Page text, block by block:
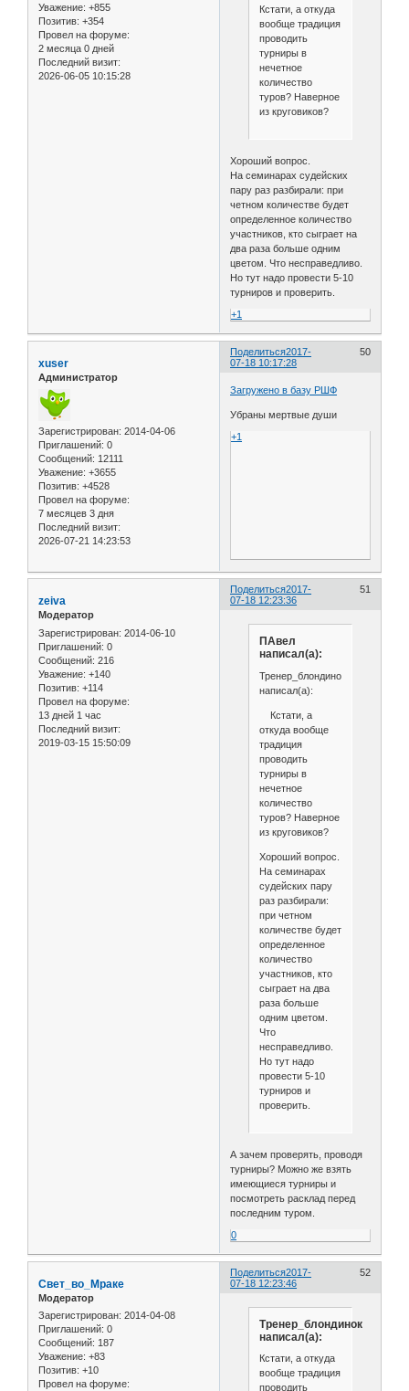
Уважение: +855
Позитив: +354
Провел на форуме:
2 месяца 0 дней
Последний визит:
2026-06-05 10:15:28
Кстати, а откуда
вообще традиция
проводить
турниры в
нечетное
количество
туров? Наверное
из круговиков?
Хороший вопрос.
На семинарах судейских
пару раз разбирали: при
четном количестве будет
определенное количество
участников, кто сыграет на
два раза больше одним
цветом. Что несправедливо.
Но тут надо провести 5-10
турниров и проверить.
+1
Поделиться 50
2017-
07-18 10:17:28
xuser
Администратор
Зарегистрирован: 2014-04-06
Приглашений: 0
Сообщений: 12111
Уважение: +3655
Позитив: +4528
Провел на форуме:
7 месяцев 3 дня
Последний визит:
2026-07-21 14:23:53
Загружено в базу РШФ
Убраны мертвые души
+1
Поделиться 51
2017-
07-18 12:23:36
zeiva
Модератор
Зарегистрирован: 2014-06-10
Приглашений: 0
Сообщений: 216
Уважение: +140
Позитив: +114
Провел на форуме:
13 дней 1 час
Последний визит:
2019-03-15 15:50:09
ПАвел
написал(а):
Тренер_блондинок
написал(а):
Кстати, а
откуда вообще
традиция
проводить
турниры в
нечетное
количество
туров? Наверное
из круговиков?
Хороший вопрос.
На семинарах
судейских пару
раз разбирали:
при четном
количестве будет
определенное
количество
участников, кто
сыграет на два
раза больше
одним цветом.
Что
несправедливо.
Но тут надо
провести 5-10
турниров и
проверить.
А зачем проверять, проводя
турниры? Можно же взять
имеющиеся турниры и
посмотреть расклад перед
последним туром.
0
Поделиться 52
2017-
07-18 12:23:46
Свет_во_Мраке
Модератор
Зарегистрирован: 2014-04-08
Приглашений: 0
Сообщений: 187
Уважение: +83
Позитив: +10
Провел на форуме:
Тренер_блондинок
написал(а):
Кстати, а откуда
вообще традиция
проводить